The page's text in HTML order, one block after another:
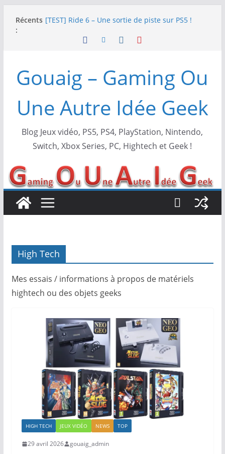
Récents
:
Mario
SNK NEOGEO AES+ : un succès dingue !
[TEST] Screamer – Le retour des courses arcade
!
Gouaig – Gaming Ou
Une Autre Idée Geek
Blog Jeux vidéo, PS5, PS4, PlayStation, Nintendo,
Switch, Xbox Series, PC, Hightech et Geek !
High Tech
Mes essais / informations à propos de matériels
hightech ou des objets geeks
HIGH TECH JEUX VIDÉO NEWS TOP
29 avril 2026 gouaig_admin